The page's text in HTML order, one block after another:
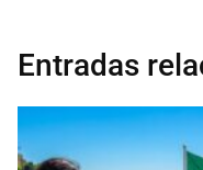
Entradas